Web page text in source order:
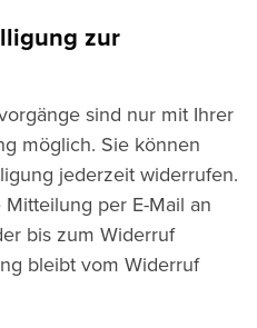
zur
sind nur mit Ihrer
möglich. Sie können
jederzeit widerrufen.
per E-Mail an
bis zum Widerruf
bleibt vom Widerruf